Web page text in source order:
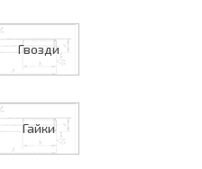
Гвозди
Гайки